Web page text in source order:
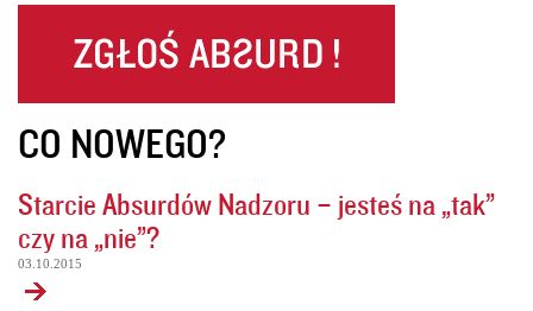
CO NOWEGO?
Starcie Absurdów Nadzoru – jesteś na „tak”
czy na „nie”?
03.10.2015